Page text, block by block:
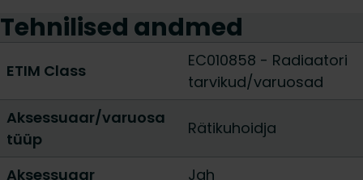
Tehnilised andmed
ETIM Class
EC010858 - Radiaatori
tarvikud/varuosad
Aksessuaar/varuosa
tüüp
Rätikuhoidja
Aksessuaar
Jah